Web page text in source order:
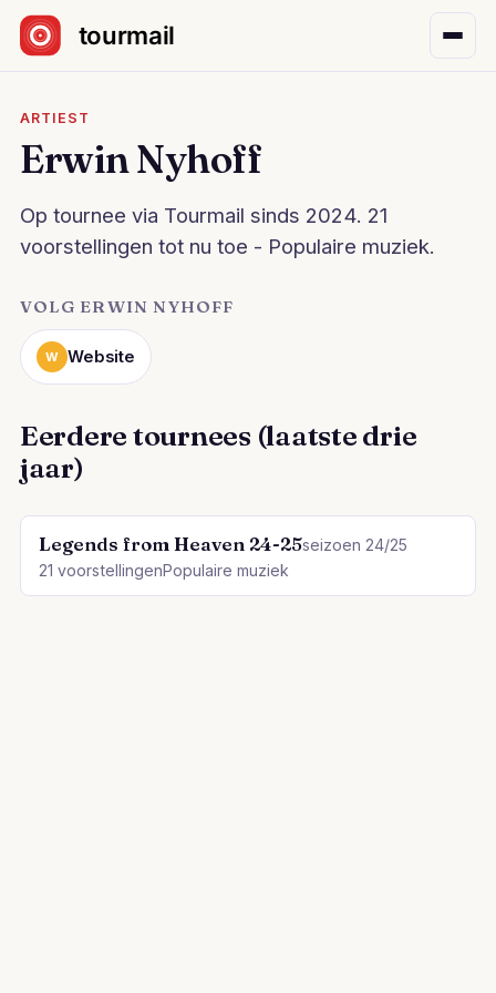
Sla navigatie over
ARTIEST
Erwin Nyhoff
Op tournee via Tourmail sinds 2024. 21
voorstellingen tot nu toe - Populaire muziek.
VOLG ERWIN NYHOFF
W Website
Eerdere tournees (laatste drie
jaar)
Legends from Heaven 24-25seizoen 24/25
21 voorstellingenPopulaire muziek